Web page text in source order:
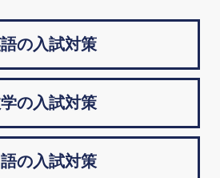
の入試対策
の入試対策
の入試対策